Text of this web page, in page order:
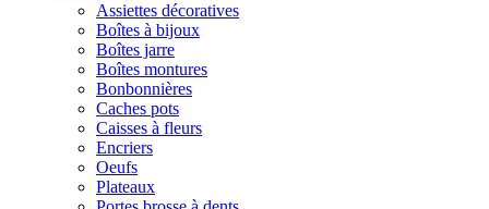
Assiettes décoratives
Boîtes à bijoux
Boîtes jarre
Boîtes montures
Bonbonnières
Caches pots
Caisses à fleurs
Encriers
Oeufs
Plateaux